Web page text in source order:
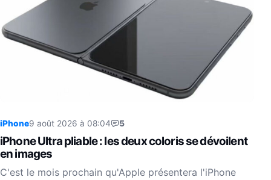
iPhone9 août 2026 à 08:04 5
iPhone Ultra pliable : les deux coloris se dévoilent
en images
C'est le mois prochain qu'Apple présentera l'iPhone